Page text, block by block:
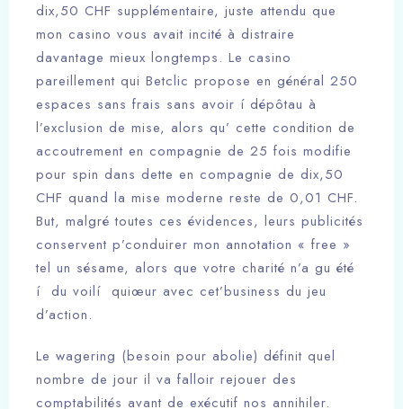
dix,50 CHF supplémentaire, juste attendu que
mon casino vous avait incité à distraire
davantage mieux longtemps. Le casino
pareillement qui Betclic propose en général 250
espaces sans frais sans avoir í dépôtau à
l’exclusion de mise, alors qu’ cette condition de
accoutrement en compagnie de 25 fois modifie
pour spin dans dette en compagnie de dix,50
CHF quand la mise moderne reste de 0,01 CHF.
But, malgré toutes ces évidences, leurs publicités
conservent p’conduirer mon annotation « free »
tel un sésame, alors que votre charité n’a gu été
í du voilí quiœur avec cet’business du jeu
d’action.
Le wagering (besoin pour abolie) définit quel
nombre de jour il va falloir rejouer des
comptabilités avant de exécutif nos annihiler.